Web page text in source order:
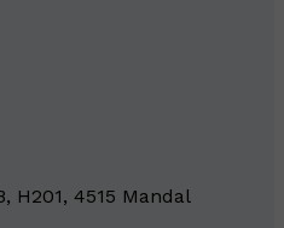
H201, 4515 Mandal